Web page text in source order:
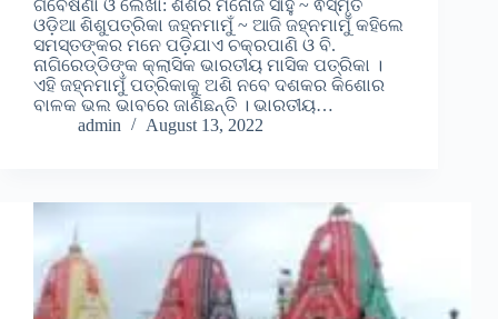
ଗବେଷଣା ଓ ଲେଖା: ଶିଶିର ମନୋଜ ସାହୁ ~ ଵିସ୍ମୃତ
ଓଡ଼ିଆ ଶିଶୁପତ୍ରିକା ଜହ୍ନମାମୁଁ ~ ଆଜି ଜହ୍ନମାମୁଁ କହିଲେ
ସମସ୍ତଙ୍କର ମନେ ପଡି଼ଯାଏ ଚକ୍ରପାଣି ଓ ବି.
ନାଗିରେଡ୍ଡିଙ୍କ କ୍ଲାସିକ ଭାରତୀୟ ମାସିକ ପତ୍ରିକା ।
ଏହି ଜହ୍ନମାମୁଁ ପତ୍ରିକାକୁ ଅଶି ନବେ ଦଶକର କିଶୋର
ବାଳକ ଭଲ ଭାବରେ ଜାଣିଛନ୍ତି । ଭାରତୀୟ…
admin
August 13, 2022